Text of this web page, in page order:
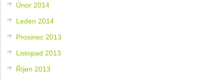
Únor 2014
Leden 2014
Prosinec 2013
Listopad 2013
Říjen 2013